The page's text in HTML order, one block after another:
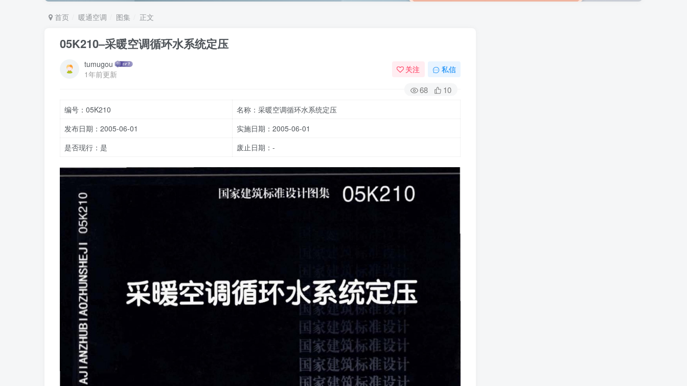
首页 暖通空调 图集 正文
05K210–采暖空调循环水系统定压
tumugou
1年前更新
关注 私信
68 10
编号：05K210
名称：采暖空调循环水系统定压
发布日期：2005-06-01
实施日期：2005-06-01
是否现行：是
废止日期：-